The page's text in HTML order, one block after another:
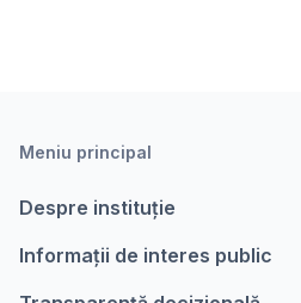
Meniu principal
Despre instituție
Informații de interes public